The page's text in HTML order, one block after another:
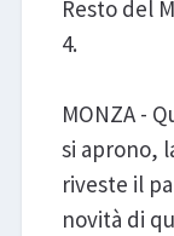
Resto del
4.
MONZA -
si aprono,
riveste il
novità di